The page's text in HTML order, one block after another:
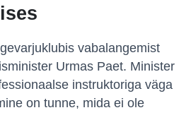
vabalangemist
Urmas Paet. Minister
instruktoriga väga
on tunne, mida ei ole